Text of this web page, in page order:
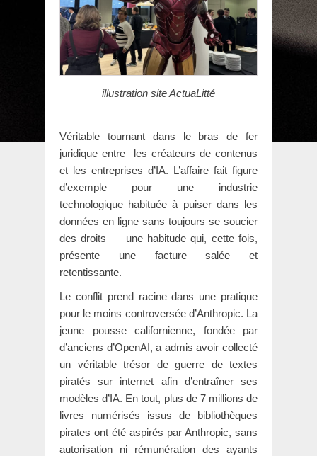
illustration site ActuaLitté
Véritable tournant dans le bras de fer
juridique entre les créateurs de contenus
et les entreprises d’IA. L’affaire fait figure
d’exemple pour une industrie
technologique habituée à puiser dans les
données en ligne sans toujours se soucier
des droits — une habitude qui, cette fois,
présente une facture salée et
retentissante.
Le conflit prend racine dans une pratique
pour le moins controversée d’Anthropic. La
jeune pousse californienne, fondée par
d’anciens d’OpenAI, a admis avoir collecté
un véritable trésor de guerre de textes
piratés sur internet afin d’entraîner ses
modèles d’IA. En tout, plus de 7 millions de
livres numérisés issus de bibliothèques
pirates ont été aspirés par Anthropic, sans
autorisation ni rémunération des ayants